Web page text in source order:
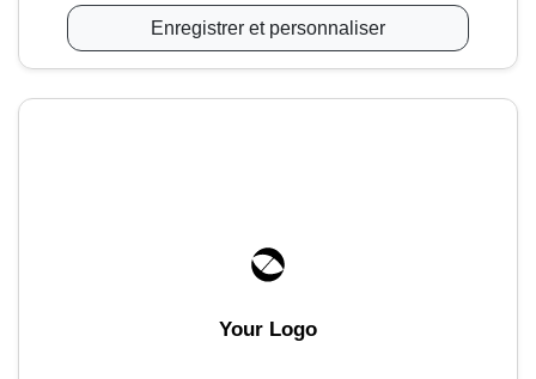
Enregistrer et personnaliser
Your Logo